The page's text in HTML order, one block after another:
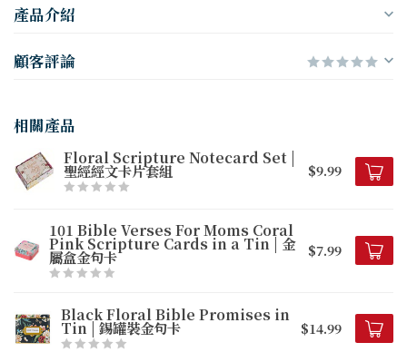
產品介紹
顧客評論
相關產品
Floral Scripture Notecard Set |
聖經經文卡片套組 $9.99
101 Bible Verses For Moms Coral
Pink Scripture Cards in a Tin | 金
屬盒金句卡 $7.99
Black Floral Bible Promises in
Tin | 錫罐裝金句卡 $14.99